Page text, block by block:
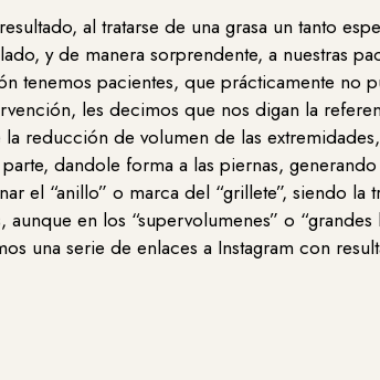
al tratarse de una grasa un tanto
y de manera sorprendente, a nuestras
tenemos pacientes, que prácticamente no
les decimos que nos digan la
reducción de volumen de las
dandole forma a las piernas,
el “anillo” o marca del “grillete”, siendo la
en los “supervolumenes” o “grandes
una serie de enlaces a Instagram con